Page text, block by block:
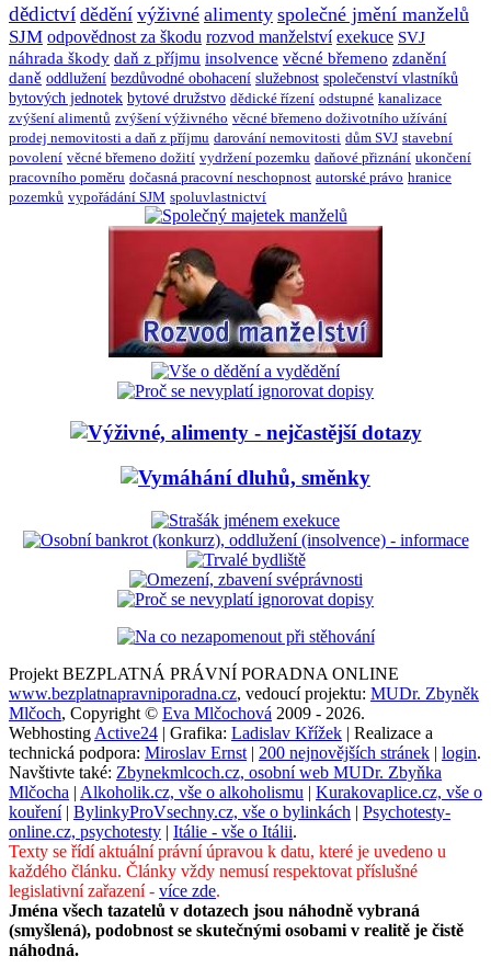
dědictví dědění výživné alimenty společné jmění manželů
SJM odpovědnost za škodu rozvod manželství exekuce SVJ
náhrada škody daň z příjmu insolvence věcné břemeno zdanění
daně oddlužení bezdůvodné obohacení služebnost společenství vlastníků
bytových jednotek bytové družstvo dědické řízení odstupné kanalizace
zvýšení alimentů zvýšení výživného věcné břemeno doživotního užívání
prodej nemovitosti a daň z příjmu darování nemovitosti dům SVJ stavební
povolení věcné břemeno dožití vydržení pozemku daňové přiznání ukončení
pracovního poměru dočasná pracovní neschopnost autorské právo hranice
pozemků vypořádání SJM spoluvlastnictví
Projekt BEZPLATNÁ PRÁVNÍ PORADNA ONLINE
www.bezplatnapravniporadna.cz, vedoucí projektu: MUDr. Zbyněk
Mlčoch, Copyright © Eva Mlčochová 2009 - 2026.
Webhosting Active24 | Grafika: Ladislav Křížek | Realizace a
technická podpora: Miroslav Ernst | 200 nejnovějších stránek | login.
Navštivte také: Zbynekmlcoch.cz, osobní web MUDr. Zbyňka
Mlčocha | Alkoholik.cz, vše o alkoholismu | Kurakovaplice.cz, vše o
kouření| BylinkyProVsechny.cz, vše o bylinkách | Psychotesty-
online.cz, psychotesty | Itálie - vše o Itálii.
Texty se řídí aktuální právní úpravou k datu, které je uvedeno u
každého článku. Články vždy nemusí respektovat příslušné
legislativní zařazení - více zde.
Jména všech tazatelů v dotazech jsou náhodně vybraná
(smyšlená), podobnost se skutečnými osobami v realitě je čistě
náhodná.